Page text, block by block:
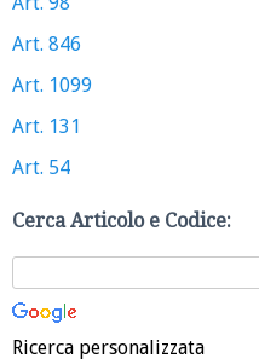
Art. 846
Art. 1099
Art. 131
Art. 54
Cerca Articolo e Codice:
Ricerca personalizzata